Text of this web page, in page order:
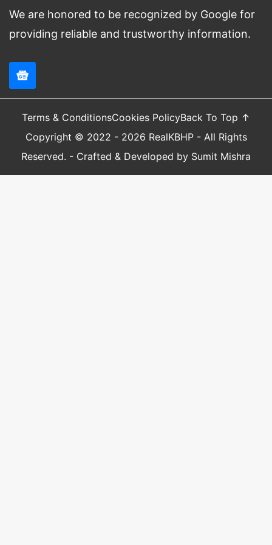
We are honored to be recognized by Google for
providing reliable and trustworthy information.
Terms & ConditionsCookies PolicyBack To Top ↑
Copyright © 2022 - 2026 RealKBHP - All Rights
Reserved. - Crafted & Developed by Sumit Mishra